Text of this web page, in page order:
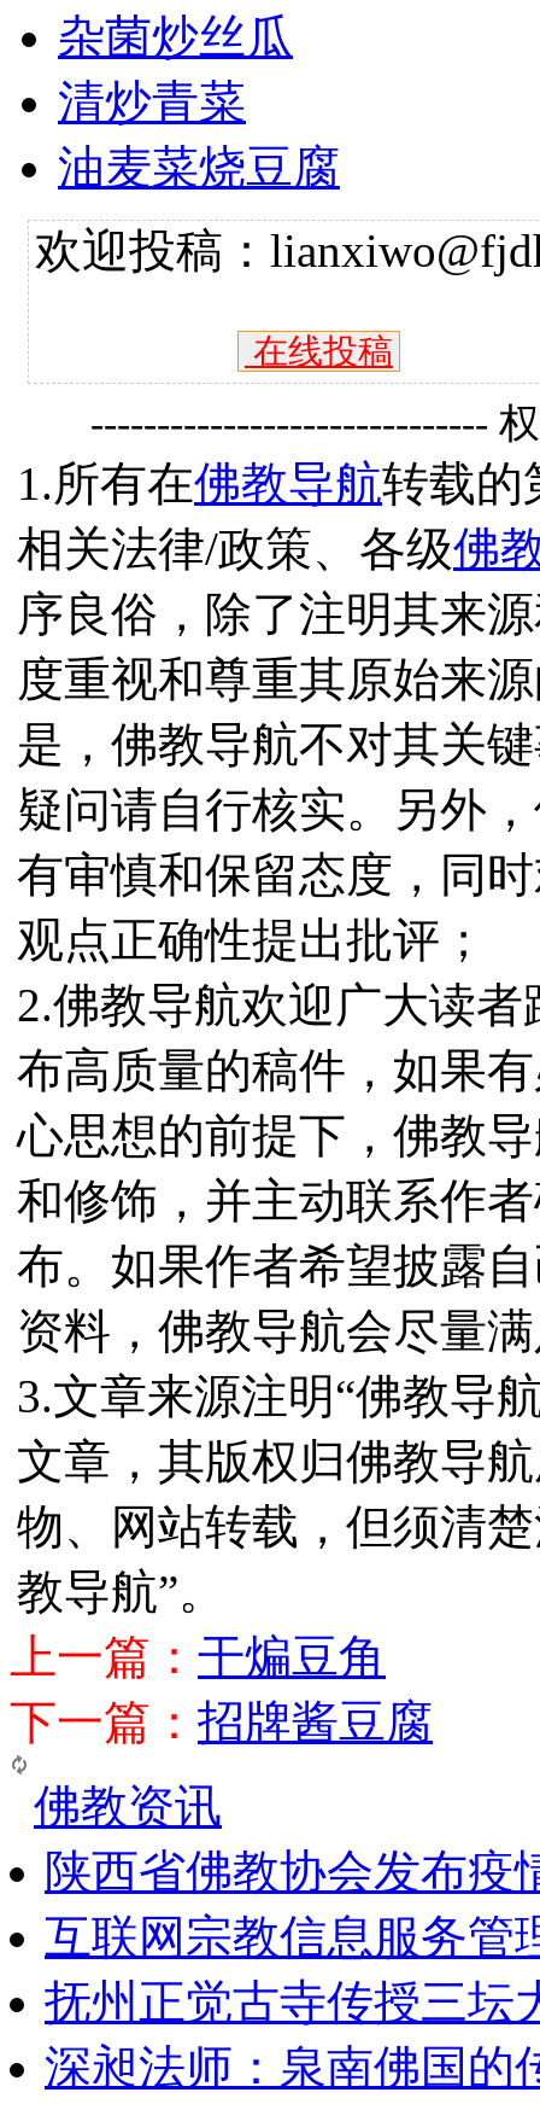
杂菌炒丝瓜
清炒青菜
油麦菜烧豆腐
欢迎投稿：
在线投稿
------------------------------
1.所有在佛教导航转载的
相关法律/政策、各级佛
序良俗，除了注明其来
度重视和尊重其原始来
是，佛教导航不对其关
疑问请自行核实。另外
有审慎和保留态度，同
观点正确性提出批评；
2.佛教导航欢迎广大读
布高质量的稿件，如果
心思想的前提下，佛教
和修饰，并主动联系作
布。如果作者希望披露
资料，佛教导航会尽量
3.文章来源注明“佛教导
文章，其版权归佛教导
物、网站转载，但须清
教导航”。
上一篇： 干煸豆角
下一篇： 招牌酱豆腐
佛教资讯
陕西省佛教协会发布疫
互联网宗教信息服务管
抚州正觉古寺传授三坛
深昶法师：泉南佛国的